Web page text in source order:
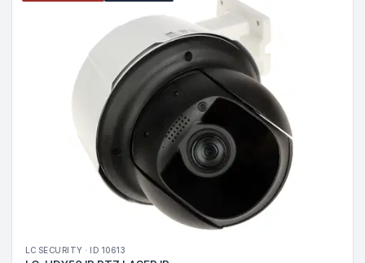
LC SECURITY · ID 10613